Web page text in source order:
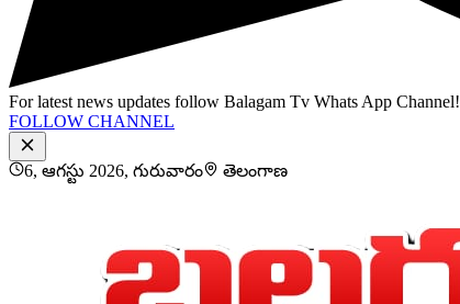
For latest news updates follow Balagam Tv Whats App Channel!
FOLLOW CHANNEL
6, ఆగస్టు 2026, గురువారం తెలంగాణ